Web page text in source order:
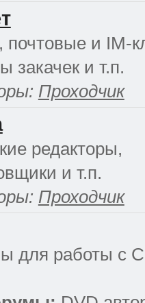
почтовые и IM-
закачек и т.п.
Проходчик
редакторы,
и т.п.
Проходчик
для работы с